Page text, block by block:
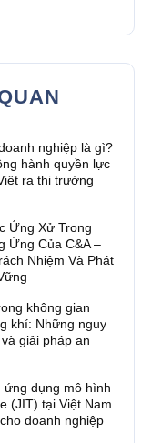
nghiệp là gì?
hành quyền lực
ra thị trường
Ứng Xử Trong
Ứng Của C&A –
Nhiệm Và Phát
không gian
khí: Những nguy
giải pháp an
ứng dụng mô hình
(JIT) tại Việt Nam
doanh nghiệp